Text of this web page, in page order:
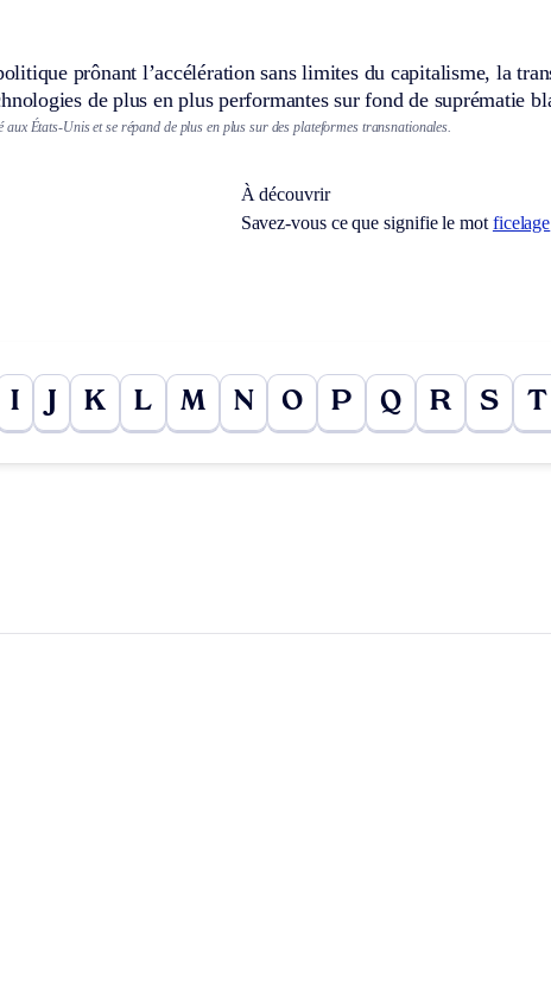
prônant l’accélération sans limites du capitalisme, la
de plus en plus performantes sur fond de suprématie
aux États-Unis et se répand de plus en plus sur des plateformes transnationales.
À découvrir
Savez-vous ce que signifie le mot ficelage
I J K L M N O P Q R S T